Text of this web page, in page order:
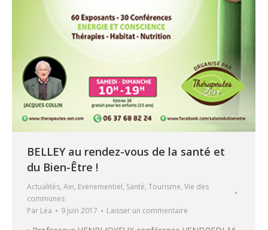
BELLEY au rendez-vous de la santé et
du Bien-Être !
Actualités, Ain, Evenementiel, Santé, Tourisme, Vie des
communes
Par Léa 9 juin 2017 Laisser un commentaire